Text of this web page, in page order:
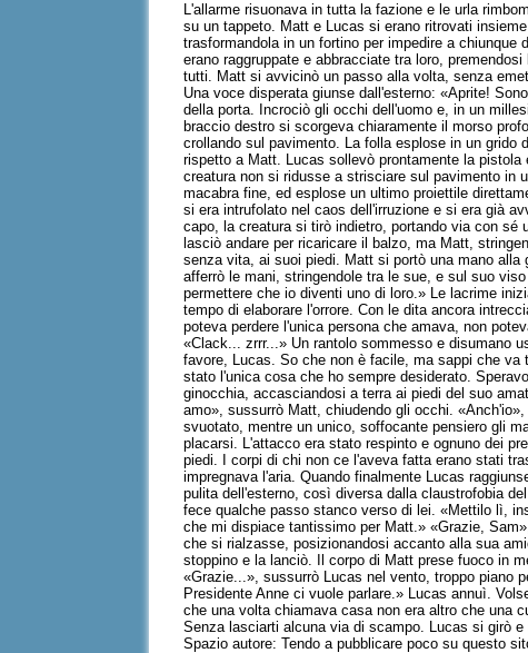
L'allarme risuonava in tutta la fazione e le urla
su un tappeto. Matt e Lucas si erano ritrovati
trasformandola in un fortino per impedire a
erano raggruppate e abbracciate tra loro,
tutti. Matt si avvicinò un passo alla volta, senza
Una voce disperata giunse dall'esterno: «Aprite!
della porta. Incrociò gli occhi dell'uomo e, in un
braccio destro si scorgeva chiaramente il morso
crollando sul pavimento. La folla esplose in un
rispetto a Matt. Lucas sollevò prontamente la
creatura non si ridusse a strisciare sul pavimento in
macabra fine, ed esplose un ultimo proiettile
si era intrufolato nel caos dell'irruzione e si era già
capo, la creatura si tirò indietro, portando via con
lasciò andare per ricaricare il balzo, ma Matt,
senza vita, ai suoi piedi. Matt si portò una mano
afferrò le mani, stringendole tra le sue, e sul suo
permettere che io diventi uno di loro.» Le lacrime
tempo di elaborare l'orrore. Con le dita ancora
poteva perdere l'unica persona che amava, non
«Clack... zrrr...» Un rantolo sommesso e disumano
favore, Lucas. So che non è facile, ma sappi che
stato l'unica cosa che ho sempre desiderato.
ginocchia, accasciandosi a terra ai piedi del suo
amo», sussurrò Matt, chiudendo gli occhi.
svuotato, mentre un unico, soffocante pensiero gli
placarsi. L'attacco era stato respinto e ognuno dei
piedi. I corpi di chi non ce l'aveva fatta erano stati
impregnava l'aria. Quando finalmente Lucas
pulita dell'esterno, così diversa dalla claustrofobia
fece qualche passo stanco verso di lei. «Mettilo lì,
che mi dispiace tantissimo per Matt.» «Grazie,
che si rialzasse, posizionandosi accanto alla sua
stoppino e la lanciò. Il corpo di Matt prese fuoco in
«Grazie...», sussurrò Lucas nel vento, troppo piano
Presidente Anne ci vuole parlare.» Lucas annuì.
che una volta chiamava casa non era altro che una
Senza lasciarti alcuna via di scampo. Lucas si girò
Spazio autore: Tendo a pubblicare poco su questo